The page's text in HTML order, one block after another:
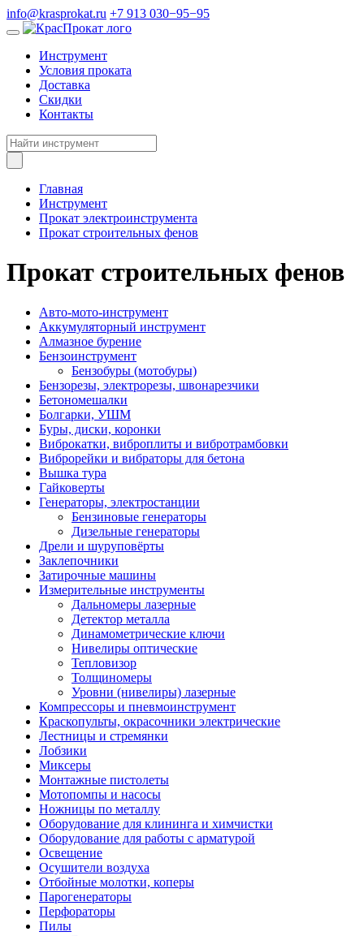
info@krasprokat.ru +7 913 030−95−95
Инструмент
Условия проката
Доставка
Скидки
Контакты
Главная
Инструмент
Прокат электроинструмента
Прокат строительных фенов
Прокат строительных фенов
Авто-мото-инструмент
Аккумуляторный инструмент
Алмазное бурение
Бензоинструмент
Бензобуры (мотобуры)
Бензорезы, электрорезы, швонарезчики
Бетономешалки
Болгарки, УШМ
Буры, диски, коронки
Виброкатки, виброплиты и вибротрамбовки
Виброрейки и вибраторы для бетона
Вышка тура
Гайковерты
Генераторы, электростанции
Бензиновые генераторы
Дизельные генераторы
Дрели и шуруповёрты
Заклепочники
Затирочные машины
Измерительные инструменты
Дальномеры лазерные
Детектор металла
Динамометрические ключи
Нивелиры оптические
Тепловизор
Толщиномеры
Уровни (нивелиры) лазерные
Компрессоры и пневмоинструмент
Краскопульты, окрасочники электрические
Лестницы и стремянки
Лобзики
Миксеры
Монтажные пистолеты
Мотопомпы и насосы
Ножницы по металлу
Оборудование для клининга и химчистки
Оборудование для работы с арматурой
Освещение
Осушители воздуха
Отбойные молотки, коперы
Парогенераторы
Перфораторы
Пилы